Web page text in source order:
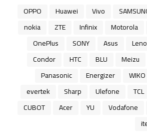
Vivo
Huawei
OPPO
Motorola
Infinix
ZTE
nokia
Asus
SONY
OnePlus
Meizu
BLU
HTC
Condor
WIKO
Energizer
Panasonic
TCL
Ulefone
Sharp
evertek
Vodafone
YU
Acer
CUBOT